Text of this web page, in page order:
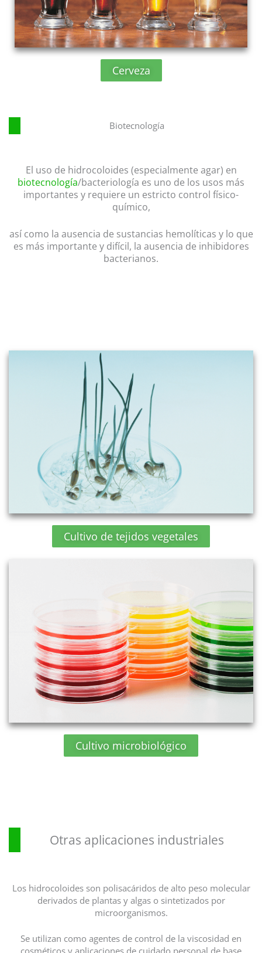
Cerveza
Biotecnología
El uso de hidrocoloides (especialmente agar) en
biotecnología/bacteriología es uno de los usos más
importantes y requiere un estricto control físico-
químico,
así como la ausencia de sustancias hemolíticas y lo que
es más importante y difícil, la ausencia de inhibidores
bacterianos.
Cultivo de tejidos vegetales
Cultivo microbiológico
Otras aplicaciones industriales
Los hidrocoloides son polisacáridos de alto peso molecular
derivados de plantas y algas o sintetizados por
microorganismos.
Se utilizan como agentes de control de la viscosidad en